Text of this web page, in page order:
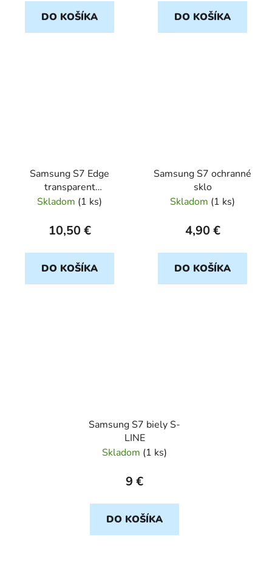
DO KOŠÍKA DO KOŠÍKA
Samsung S7 Edge
transparent
ULTRASLIM
Skladom (1 ks)
10,50 €
DO KOŠÍKA
Samsung S7 ochranné
sklo
Skladom (1 ks)
4,90 €
DO KOŠÍKA
Samsung S7 biely S-
LINE
Skladom (1 ks)
9 €
DO KOŠÍKA